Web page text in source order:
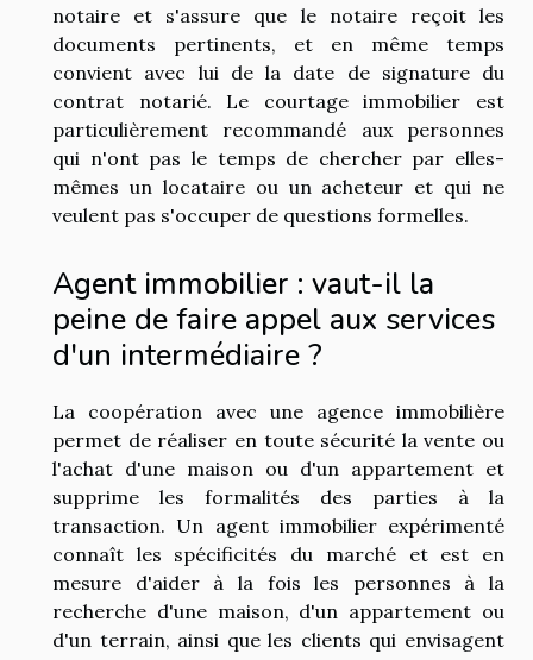
notaire et s'assure que le notaire reçoit les
documents pertinents, et en même temps
convient avec lui de la date de signature du
contrat notarié. Le courtage immobilier est
particulièrement recommandé aux personnes
qui n'ont pas le temps de chercher par elles-
mêmes un locataire ou un acheteur et qui ne
veulent pas s'occuper de questions formelles.
Agent immobilier : vaut-il la
peine de faire appel aux services
d'un intermédiaire ?
La coopération avec une agence immobilière
permet de réaliser en toute sécurité la vente ou
l'achat d'une maison ou d'un appartement et
supprime les formalités des parties à la
transaction. Un agent immobilier expérimenté
connaît les spécificités du marché et est en
mesure d'aider à la fois les personnes à la
recherche d'une maison, d'un appartement ou
d'un terrain, ainsi que les clients qui envisagent